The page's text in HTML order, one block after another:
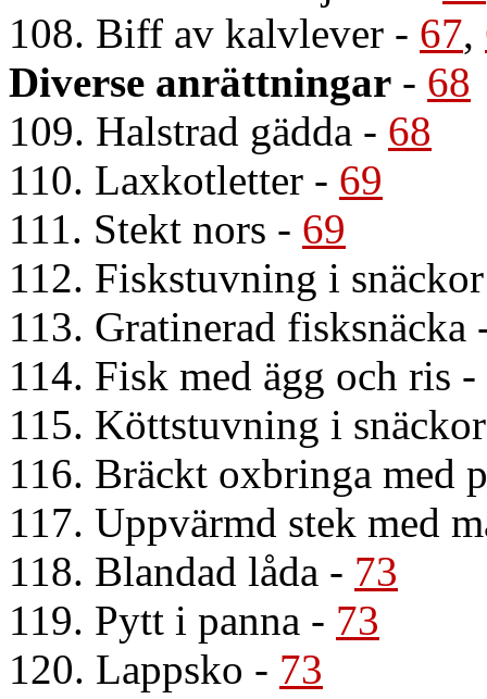
108. Biff av kalvlever - 67,
Diverse anrättningar - 68
109. Halstrad gädda - 68
110. Laxkotletter - 69
111. Stekt nors - 69
112. Fiskstuvning i snäckor
113. Gratinerad fisksnäcka
114. Fisk med ägg och ris -
115. Köttstuvning i snäckor
116. Bräckt oxbringa med
117. Uppvärmd stek med
118. Blandad låda - 73
119. Pytt i panna - 73
120. Lappsko - 73